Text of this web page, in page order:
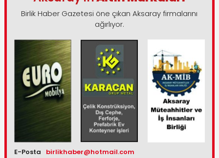
Birlik Haber Gazetesi öne çıkan Aksaray firmalarını
ağırlıyor.
E-Posta birlikhaber@hotmail.com